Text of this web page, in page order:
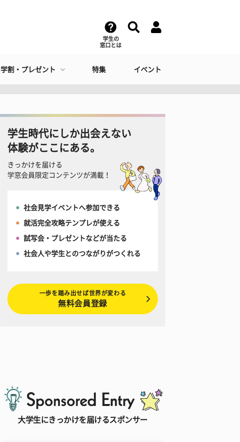
学生の
窓口とは
学割・プレゼント 特集 イベント
学生時代にしか出会えない
体験がここにある。
きっかけを届ける
学窓会員限定コンテンツが満載！
社会見学イベントへ参加できる
就活完全攻略テンプレが使える
試写会・プレゼントなどが当たる
社会人や学生とのつながりがつくれる
一歩を踏み出せば世界が変わる
無料会員登録
大学生にきっかけを届けるスポンサー